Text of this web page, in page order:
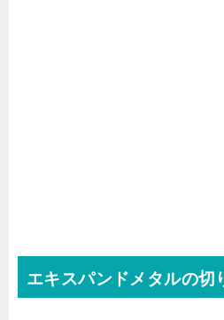
エキスパンドメタルの切